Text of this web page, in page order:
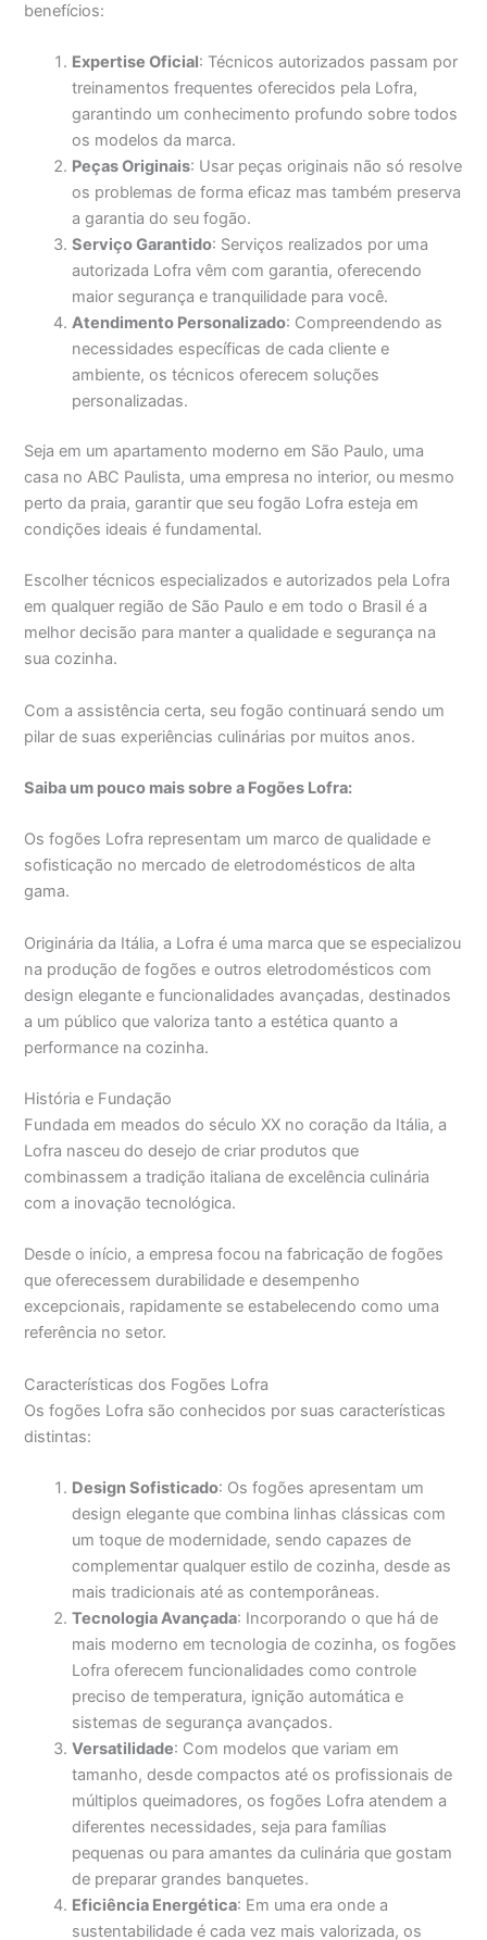
benefícios:
Expertise Oficial: Técnicos autorizados passam por
treinamentos frequentes oferecidos pela Lofra,
garantindo um conhecimento profundo sobre todos
os modelos da marca.
Peças Originais: Usar peças originais não só resolve
os problemas de forma eficaz mas também preserva
a garantia do seu fogão.
Serviço Garantido: Serviços realizados por uma
autorizada Lofra vêm com garantia, oferecendo
maior segurança e tranquilidade para você.
Atendimento Personalizado: Compreendendo as
necessidades específicas de cada cliente e
ambiente, os técnicos oferecem soluções
personalizadas.
Seja em um apartamento moderno em São Paulo, uma
casa no ABC Paulista, uma empresa no interior, ou mesmo
perto da praia, garantir que seu fogão Lofra esteja em
condições ideais é fundamental.
Escolher técnicos especializados e autorizados pela Lofra
em qualquer região de São Paulo e em todo o Brasil é a
melhor decisão para manter a qualidade e segurança na
sua cozinha.
Com a assistência certa, seu fogão continuará sendo um
pilar de suas experiências culinárias por muitos anos.
Saiba um pouco mais sobre a Fogões Lofra:
Os fogões Lofra representam um marco de qualidade e
sofisticação no mercado de eletrodomésticos de alta
gama.
Originária da Itália, a Lofra é uma marca que se especializou
na produção de fogões e outros eletrodomésticos com
design elegante e funcionalidades avançadas, destinados
a um público que valoriza tanto a estética quanto a
performance na cozinha.
História e Fundação
Fundada em meados do século XX no coração da Itália, a
Lofra nasceu do desejo de criar produtos que
combinassem a tradição italiana de excelência culinária
com a inovação tecnológica.
Desde o início, a empresa focou na fabricação de fogões
que oferecessem durabilidade e desempenho
excepcionais, rapidamente se estabelecendo como uma
referência no setor.
Características dos Fogões Lofra
Os fogões Lofra são conhecidos por suas características
distintas:
Design Sofisticado: Os fogões apresentam um
design elegante que combina linhas clássicas com
um toque de modernidade, sendo capazes de
complementar qualquer estilo de cozinha, desde as
mais tradicionais até as contemporâneas.
Tecnologia Avançada: Incorporando o que há de
mais moderno em tecnologia de cozinha, os fogões
Lofra oferecem funcionalidades como controle
preciso de temperatura, ignição automática e
sistemas de segurança avançados.
Versatilidade: Com modelos que variam em
tamanho, desde compactos até os profissionais de
múltiplos queimadores, os fogões Lofra atendem a
diferentes necessidades, seja para famílias
pequenas ou para amantes da culinária que gostam
de preparar grandes banquetes.
Eficiência Energética: Em uma era onde a
sustentabilidade é cada vez mais valorizada, os